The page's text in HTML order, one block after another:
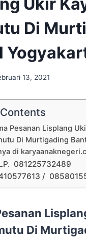
Di
13, 2021
Pesanan Lisplang
Di Murtigading
di
081225732489
/
Di